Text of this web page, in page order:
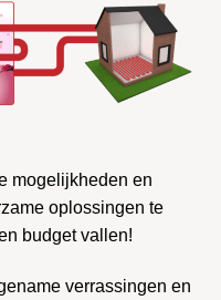
mogelijkheden en
oplossingen te
budget vallen!
verrassingen en